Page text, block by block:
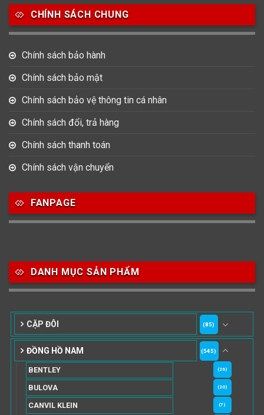
CHÍNH SÁCH CHUNG
Chính sách bảo hành
Chính sách bảo mật
Chính sách bảo vệ thông tin cá nhân
Chính sách đổi, trả hàng
Chính sách thanh toán
Chính sách vận chuyển
FANPAGE
DANH MỤC SẢN PHẨM
CẶP ĐÔI (85)
ĐỒNG HỒ NAM (545)
BENTLEY (26)
BULOVA (20)
CANVIL KLEIN (7)